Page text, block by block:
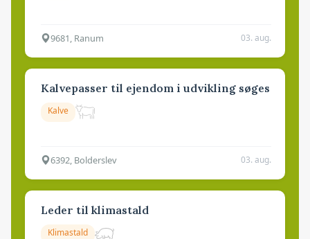
9681, Ranum 03. aug.
Kalvepasser til ejendom i udvikling søges
Kalve
6392, Bolderslev 03. aug.
Leder til klimastald
Klimastald